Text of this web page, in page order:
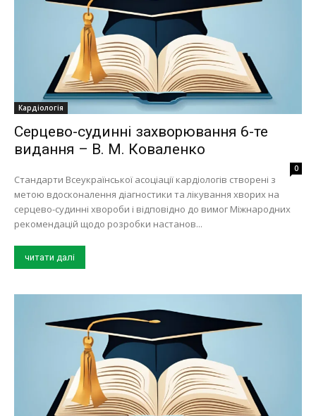
Кардіологія
Серцево-судинні захворювання 6-те
видання – В. М. Коваленко
0
Стандарти Всеукраїнської асоціації кардіологів створені з
метою вдосконалення діагностики та лікування хворих на
серцево-судинні хвороби і відповідно до вимог Міжнародних
рекомендацій щодо розробки настанов...
читати далі